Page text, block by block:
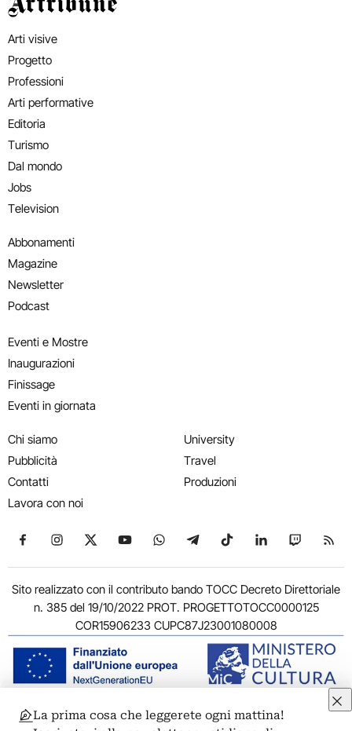
Arti visive
Progetto
Professioni
Arti performative
Editoria
Turismo
Dal mondo
Jobs
Television
Abbonamenti
Magazine
Newsletter
Podcast
Eventi e Mostre
Inaugurazioni
Finissage
Eventi in giornata
Chi siamo
Pubblicità
Contatti
Lavora con noi
University
Travel
Produzioni
Seguici su Facebook
Seguici su Instagram
Seguici su X
Seguici su YouTube
Seguici su WhatsApp
Seguici su Telegram
Seguici su TikTok
Seguici su
Seguici
Sito realizzato con il contributo bando TOCC Decreto Direttoriale
n. 385 del 19/10/2022 PROT. PROGETTOTOCC0000125
COR15906233 CUPC87J23001080008
© 2011-2026 ARTRIBUNE srl – Corso Vittorio Emanuele II, 287 –
La prima cosa che leggerete ogni mattina!